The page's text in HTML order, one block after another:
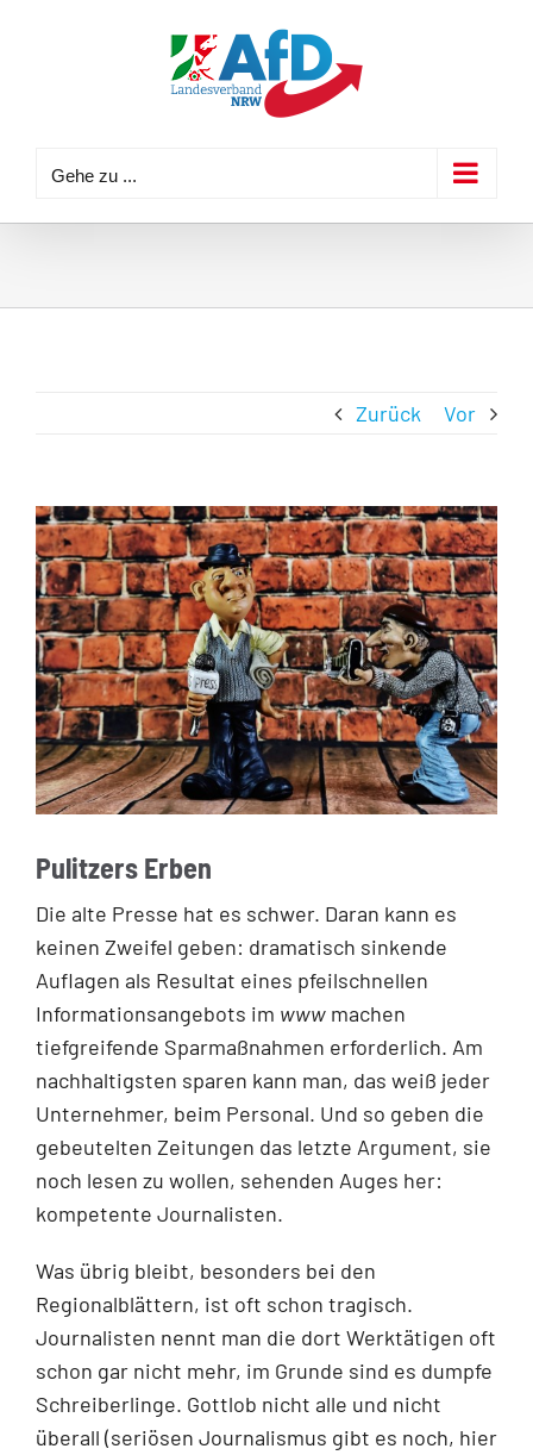
Gehe zu ...
Zurück Vor
Pulitzers Erben
Die alte Presse hat es schwer. Daran kann es
keinen Zweifel geben: dramatisch sinkende
Auflagen als Resultat eines pfeilschnellen
Informationsangebots im www machen
tiefgreifende Sparmaßnahmen erforderlich. Am
nachhaltigsten sparen kann man, das weiß jeder
Unternehmer, beim Personal. Und so geben die
gebeutelten Zeitungen das letzte Argument, sie
noch lesen zu wollen, sehenden Auges her:
kompetente Journalisten.
Was übrig bleibt, besonders bei den
Regionalblättern, ist oft schon tragisch.
Journalisten nennt man die dort Werktätigen oft
schon gar nicht mehr, im Grunde sind es dumpfe
Schreiberlinge. Gottlob nicht alle und nicht
überall (seriösen Journalismus gibt es noch, hier